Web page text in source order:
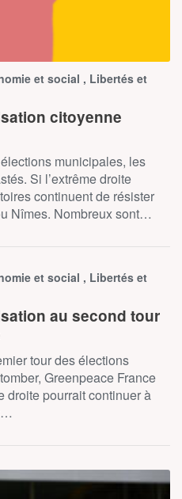
et social , Libertés et
citoyenne
municipales, les
Si l’extrême droite
continuent de résister
Nîmes. Nombreux sont…
et social , Libertés et
au second tour
tour des élections
Greenpeace France
droite pourrait continuer à